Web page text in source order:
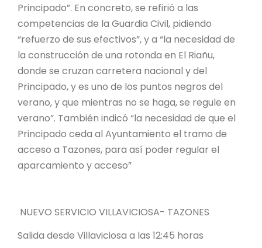
Principado”. En concreto, se refirió a las
competencias de la Guardia Civil, pidiendo
“refuerzo de sus efectivos”, y a “la necesidad de
la construcción de una rotonda en El Riañu,
donde se cruzan carretera nacional y del
Principado, y es uno de los puntos negros del
verano, y que mientras no se haga, se regule en
verano”. También indicó “la necesidad de que el
Principado ceda al Ayuntamiento el tramo de
acceso a Tazones, para así poder regular el
aparcamiento y acceso”
NUEVO SERVICIO VILLAVICIOSA- TAZONES
Salida desde Villaviciosa a las 12:45 horas